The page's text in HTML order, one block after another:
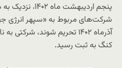
پنجم اردیبهشت
شرکت‌های مربوط به «سپهر انرژی
آذرماه ۱۴۰۲ تحریم شوند،
کنگ به ثبت رسید.